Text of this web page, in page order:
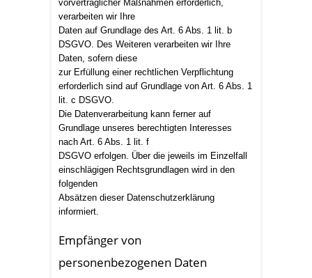
vorvertraglicher Maßnahmen erforderlich,
verarbeiten wir Ihre
Daten auf Grundlage des Art. 6 Abs. 1 lit. b
DSGVO. Des Weiteren verarbeiten wir Ihre
Daten, sofern diese
zur Erfüllung einer rechtlichen Verpflichtung
erforderlich sind auf Grundlage von Art. 6 Abs. 1
lit. c DSGVO.
Die Datenverarbeitung kann ferner auf
Grundlage unseres berechtigten Interesses
nach Art. 6 Abs. 1 lit. f
DSGVO erfolgen. Über die jeweils im Einzelfall
einschlägigen Rechtsgrundlagen wird in den
folgenden
Absätzen dieser Datenschutzerklärung
informiert.
Empfänger von
personenbezogenen Daten